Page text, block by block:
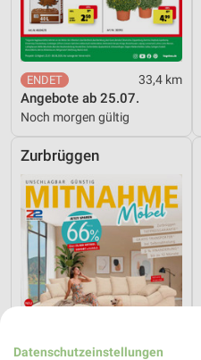
33,4 km
Angebote ab 25.07.
Noch morgen gültig
Zurbrüggen
Datenschutzeinstellungen